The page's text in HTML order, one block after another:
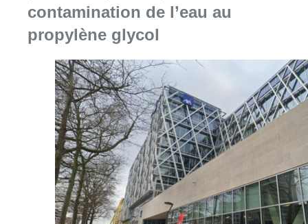
contamination de l’eau au
propylène glycol